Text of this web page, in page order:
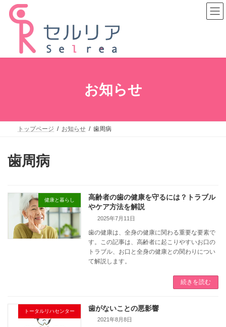
ス
ン
お知らせ
トップページ お知らせ 歯周病
歯周病
健康と暮らし
高齢者の歯の健康を守るには？トラブル
やケア方法を解説
2025年7月11日
歯の健康は、全身の健康に関わる重要な要素で
す。この記事は、高齢者に起こりやすいお口の
トラブル、お口と全身の健康との関わりについ
て解説します。
続きを読む
トータルリハセンター 歯がないことの悪影響
2021年8月8日